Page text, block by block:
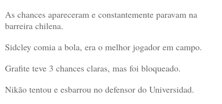
As chances apareceram e constantemente paravam na
barreira chilena.
Sidcley comia a bola, era o melhor jogador em campo.
Grafite teve 3 chances claras, mas foi bloqueado.
Nikão tentou e esbarrou no defensor do Universidad.